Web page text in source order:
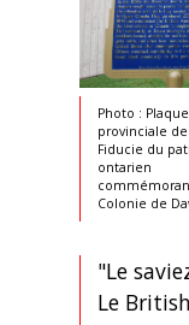
Photo : Plaque
provinciale de
Fiducie du
ontarien
Colonie de
"Le
Le British